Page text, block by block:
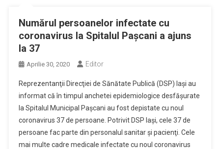
Numărul persoanelor infectate cu
coronavirus la Spitalul Paşcani a ajuns
la 37
Aprilie 30, 2020 Editor
Reprezentanţii Direcţiei de Sănătate Publică (DSP) Iaşi au
informat că în timpul anchetei epidemiologice desfăşurate
la Spitalul Municipal Paşcani au fost depistate cu noul
coronavirus 37 de persoane. Potrivit DSP Iaşi, cele 37 de
persoane fac parte din personalul sanitar şi pacienţi. Cele
mai multe cadre medicale infectate cu noul coronavirus